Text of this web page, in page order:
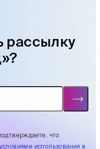
рассылку
что
условиями использования в